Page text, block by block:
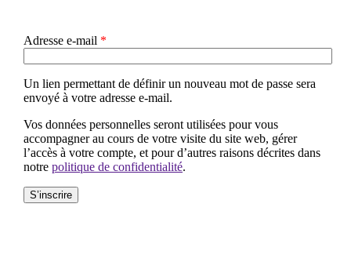
Adresse e-mail *
Un lien permettant de définir un nouveau mot de passe sera
envoyé à votre adresse e-mail.
Vos données personnelles seront utilisées pour vous
accompagner au cours de votre visite du site web, gérer
l’accès à votre compte, et pour d’autres raisons décrites dans
notre politique de confidentialité.
S’inscrire